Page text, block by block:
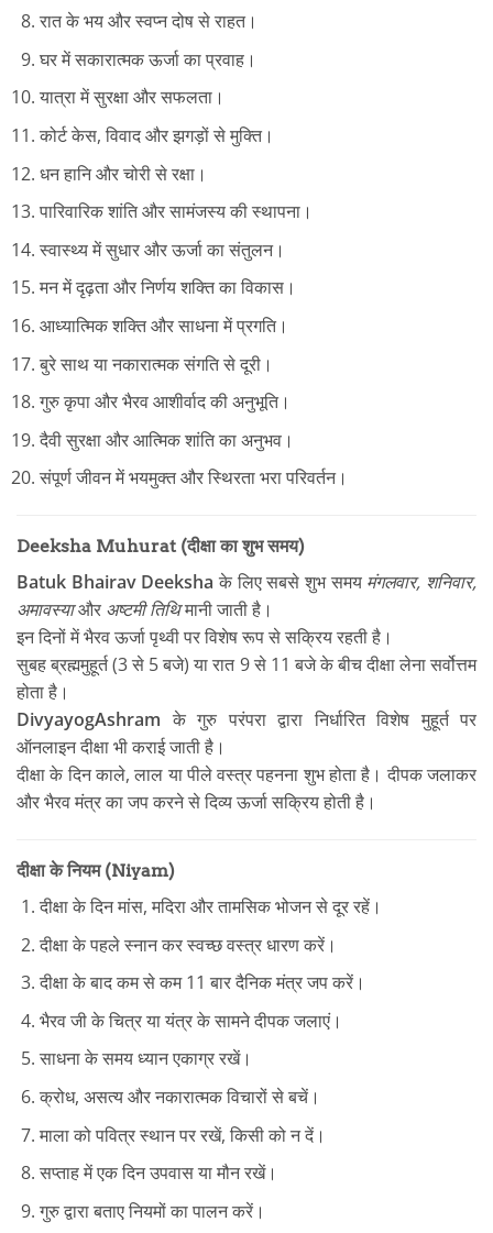
रात के भय और स्वप्न दोष से राहत।
घर में सकारात्मक ऊर्जा का प्रवाह।
यात्रा में सुरक्षा और सफलता।
कोर्ट केस, विवाद और झगड़ों से मुक्ति।
धन हानि और चोरी से रक्षा।
पारिवारिक शांति और सामंजस्य की स्थापना।
स्वास्थ्य में सुधार और ऊर्जा का संतुलन।
मन में दृढ़ता और निर्णय शक्ति का विकास।
आध्यात्मिक शक्ति और साधना में प्रगति।
बुरे साथ या नकारात्मक संगति से दूरी।
गुरु कृपा और भैरव आशीर्वाद की अनुभूति।
दैवी सुरक्षा और आत्मिक शांति का अनुभव।
संपूर्ण जीवन में भयमुक्त और स्थिरता भरा परिवर्तन।
Deeksha Muhurat (दीक्षा का शुभ समय)
Batuk Bhairav Deeksha के लिए सबसे शुभ समय मंगलवार, शनिवार,
अमावस्याऔर अष्टमी तिथिमानी जाती है।
इन दिनों में भैरव ऊर्जा पृथ्वी पर विशेष रूप से सक्रिय रहती है।
सुबह ब्रह्ममुहूर्त (3 से 5 बजे) या रात 9 से 11 बजे के बीच दीक्षा लेना सर्वोत्तम
होता है।
DivyayogAshram के गुरु परंपरा द्वारा निर्धारित विशेष मुहूर्त पर
ऑनलाइन दीक्षा भी कराई जाती है।
दीक्षा के दिन काले, लाल या पीले वस्त्र पहनना शुभ होता है। दीपक जलाकर
और भैरव मंत्र का जप करने से दिव्य ऊर्जा सक्रिय होती है।
दीक्षा के नियम (Niyam)
दीक्षा के दिन मांस, मदिरा और तामसिक भोजन से दूर रहें।
दीक्षा के पहले स्नान कर स्वच्छ वस्त्र धारण करें।
दीक्षा के बाद कम से कम 11 बार दैनिक मंत्र जप करें।
भैरव जी के चित्र या यंत्र के सामने दीपक जलाएं।
साधना के समय ध्यान एकाग्र रखें।
क्रोध, असत्य और नकारात्मक विचारों से बचें।
माला को पवित्र स्थान पर रखें, किसी को न दें।
सप्ताह में एक दिन उपवास या मौन रखें।
गुरु द्वारा बताए नियमों का पालन करें।